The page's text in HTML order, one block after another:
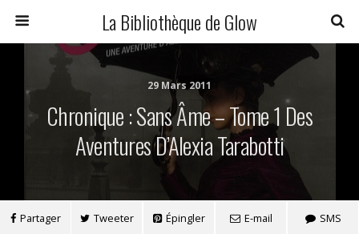
La Bibliothèque de Glow
29 Mars 2011
Chronique : Sans Âme – Tome 1 Des
Aventures D’Alexia Tarabotti
Partager Tweeter Épingler E-mail SMS